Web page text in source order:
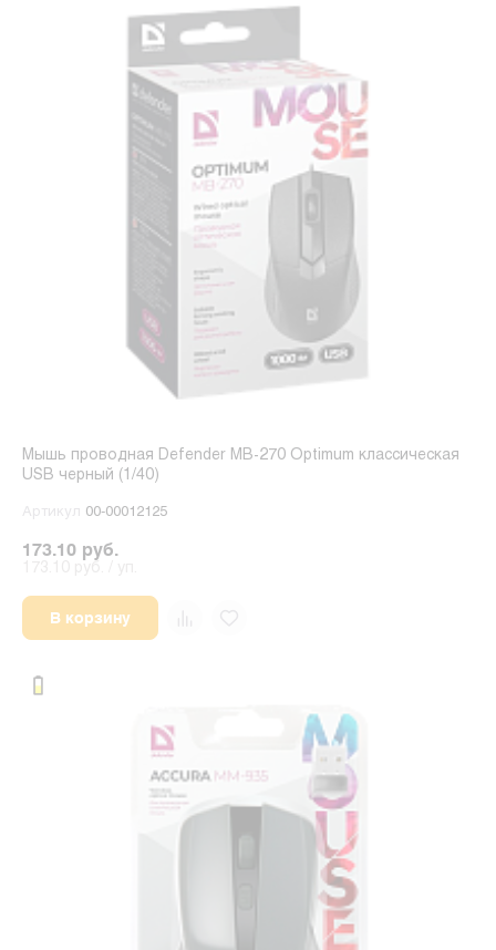
Мышь проводная Defender MB-270 Optimum классическая
USB черный (1/40)
Артикул 00-00012125
173.10 руб.
В корзину